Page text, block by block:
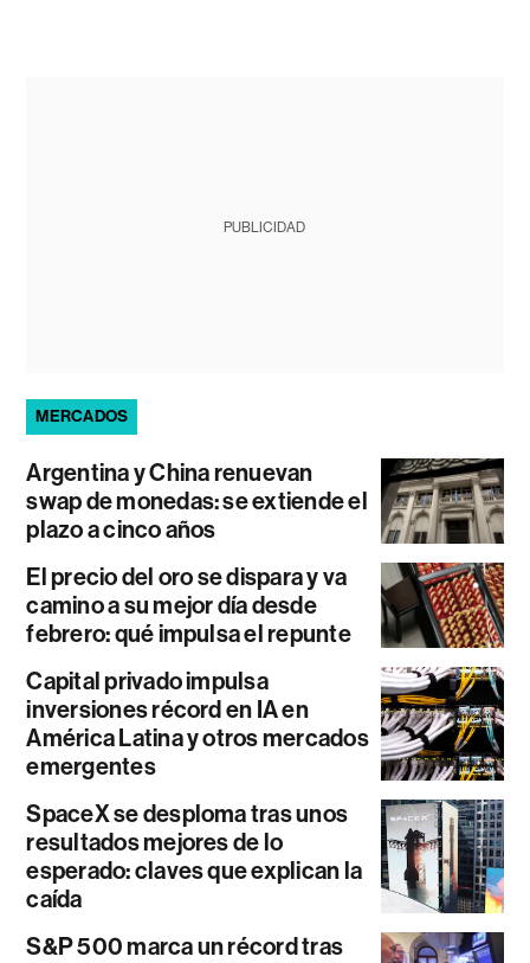
PUBLICIDAD
MERCADOS
Argentina y China renuevan
swap de monedas: se extiende el
plazo a cinco años
El precio del oro se dispara y va
camino a su mejor día desde
febrero: qué impulsa el repunte
Capital privado impulsa
inversiones récord en IA en
América Latina y otros mercados
emergentes
SpaceX se desploma tras unos
resultados mejores de lo
esperado: claves que explican la
caída
S&P 500 marca un récord tras